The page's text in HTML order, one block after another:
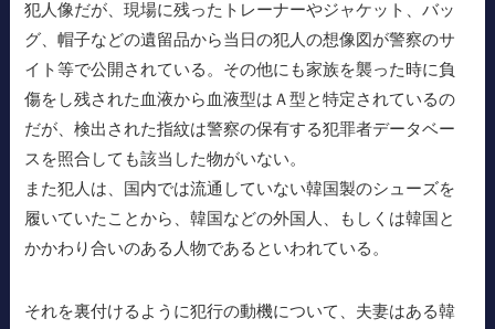
犯人像だが、現場に残ったトレーナーやジャケット、バッ
グ、帽子などの遺留品から当日の犯人の想像図が警察のサ
イト等で公開されている。その他にも家族を襲った時に負
傷をし残された血液から血液型はＡ型と特定されているの
だが、検出された指紋は警察の保有する犯罪者データベー
スを照合しても該当した物がいない。
また犯人は、国内では流通していない韓国製のシューズを
履いていたことから、韓国などの外国人、もしくは韓国と
かかわり合いのある人物であるといわれている。
それを裏付けるように犯行の動機について、夫妻はある韓